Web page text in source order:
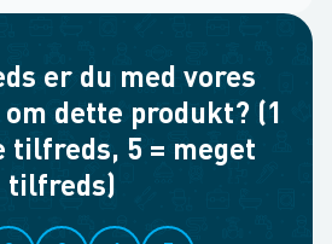
er du med vores
dette produkt? (1
tilfreds, 5 = meget
tilfreds)